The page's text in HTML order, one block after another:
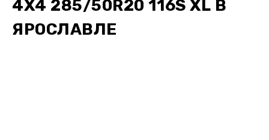
4X4 285/50R20 116S XL В
ЯРОСЛАВЛЕ